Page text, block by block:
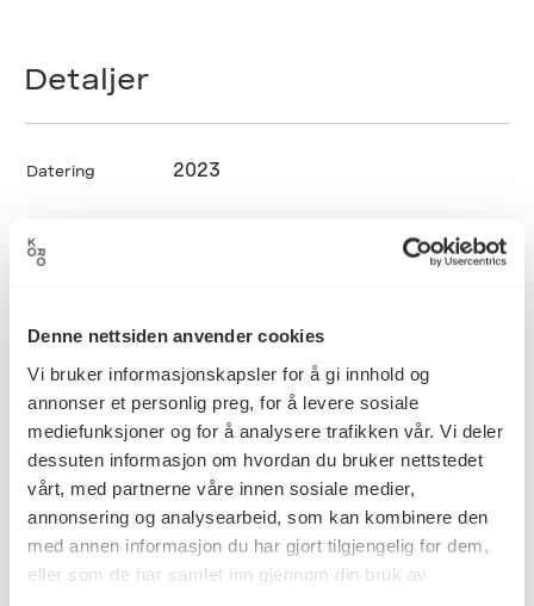
Denne nettsiden anvender cookies
Vi bruker informasjonskapsler for å gi innhold og
annonser et personlig preg, for å levere sosiale
mediefunksjoner og for å analysere trafikken vår. Vi deler
dessuten informasjon om hvordan du bruker nettstedet
vårt, med partnerne våre innen sosiale medier,
annonsering og analysearbeid, som kan kombinere den
med annen informasjon du har gjort tilgjengelig for dem,
eller som de har samlet inn gjennom din bruk av
Detaljer
Datering 2023
Kunstner
Kategori
Blekk, Brodering/søm, Skulptur,
Tekstil, Voksing
Teknikk og
Bomull, voks, blekk og håndsøm
med lintråd